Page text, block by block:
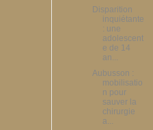
Disparition
inquiétante
: une
adolescent
e de 14
an...
Aubusson :
mobilisatio
n pour
sauver la
chirurgie
a...